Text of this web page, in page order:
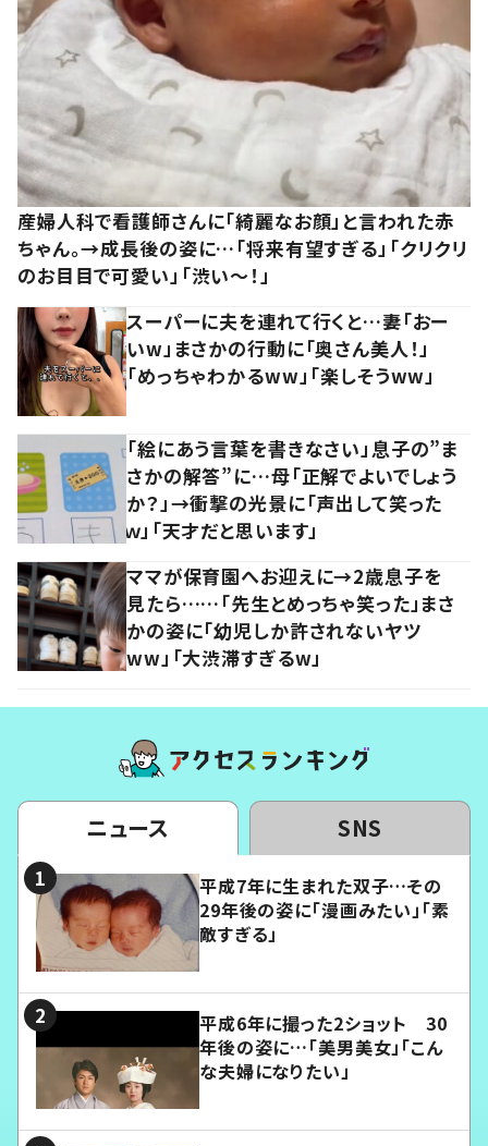
産婦人科で看護師さんに「綺麗なお顔」と言われた赤
ちゃん。→成長後の姿に…「将来有望すぎる」「クリクリ
のお目目で可愛い」「渋い～！」
スーパーに夫を連れて行くと…妻「おー
いw」まさかの行動に「奥さん美人！」
「めっちゃわかるww」「楽しそうww」
「絵にあう言葉を書きなさい」息子の”ま
さかの解答”に…母「正解でよいでしょう
か？」→衝撃の光景に「声出して笑った
ｗ」「天才だと思います」
ママが保育園へお迎えに→2歳息子を
見たら……「先生とめっちゃ笑った」まさ
かの姿に「幼児しか許されないヤツ
ww」「大渋滞すぎるw」
ニュース SNS
平成7年に生まれた双子…その
29年後の姿に「漫画みたい」「素
敵すぎる」
平成6年に撮った2ショット 30
年後の姿に…「美男美女」「こん
な夫婦になりたい」